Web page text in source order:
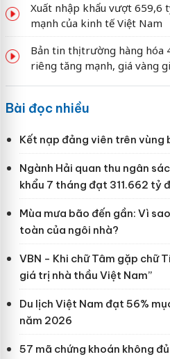
Xuất nhập khẩu vượt 659,6
mạnh của kinh tế Việt Nam
Bản tin thị trường hàng hóa
riêng tăng mạnh, giá vàng
Bài đọc nhiều
Kết nạp đảng viên trên vùng
Ngành Hải quan thu ngân
khẩu 7 tháng đạt 311.662 tỷ
Mùa mưa bão đến gần: Vì
toàn của ngôi nhà?
VBN - Khi chữ Tâm gặp chữ
giá trị nhà thầu Việt Nam”
Du lịch Việt Nam đạt 56%
năm 2026
57 mã chứng khoán không